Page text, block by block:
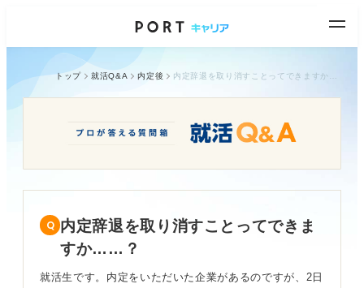
トップ 就活Q&A 内定後
内定辞退を取り消すことってできま
すか……？
就活生です。内定をいただいた企業があるのですが、2日